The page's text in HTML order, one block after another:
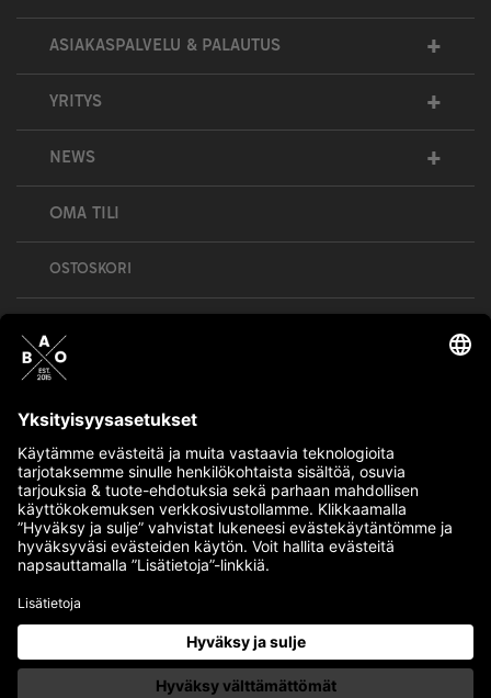
ASIAKASPALVELU & PALAUTUS +
YRITYS +
NEWS +
OMA TILI
OSTOSKORI
Bull’s All Out is social – follow us and show
your passion!
BULLMENTULA.FI